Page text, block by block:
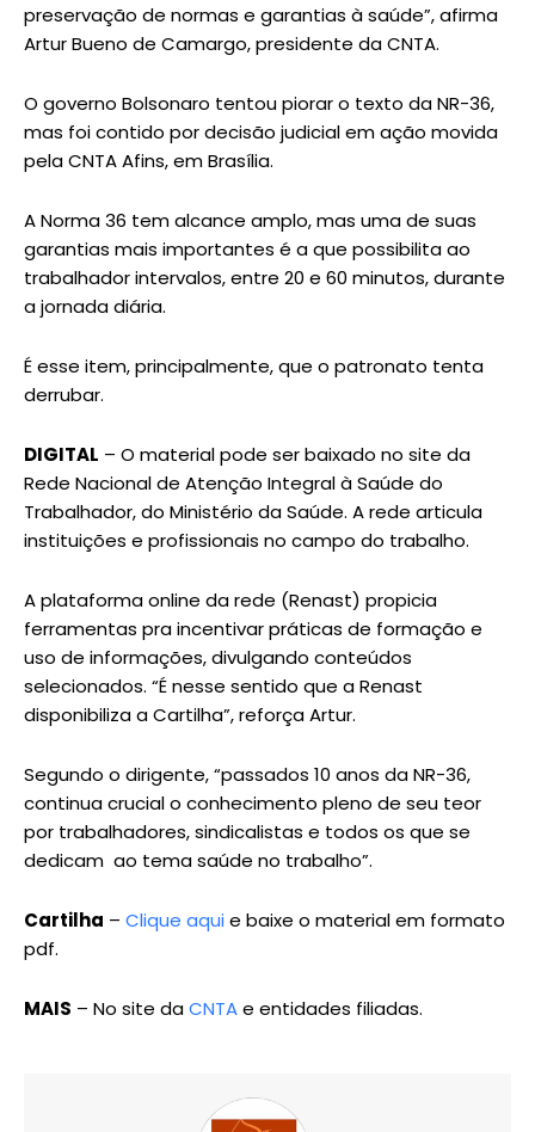
preservação de normas e garantias à saúde”, afirma
Artur Bueno de Camargo, presidente da CNTA.
O governo Bolsonaro tentou piorar o texto da NR-36,
mas foi contido por decisão judicial em ação movida
pela CNTA Afins, em Brasília.
A Norma 36 tem alcance amplo, mas uma de suas
garantias mais importantes é a que possibilita ao
trabalhador intervalos, entre 20 e 60 minutos, durante
a jornada diária.
É esse item, principalmente, que o patronato tenta
derrubar.
DIGITAL – O material pode ser baixado no site da
Rede Nacional de Atenção Integral à Saúde do
Trabalhador, do Ministério da Saúde. A rede articula
instituições e profissionais no campo do trabalho.
A plataforma online da rede (Renast) propicia
ferramentas pra incentivar práticas de formação e
uso de informações, divulgando conteúdos
selecionados. “É nesse sentido que a Renast
disponibiliza a Cartilha”, reforça Artur.
Segundo o dirigente, “passados 10 anos da NR-36,
continua crucial o conhecimento pleno de seu teor
por trabalhadores, sindicalistas e todos os que se
dedicam ao tema saúde no trabalho”.
Cartilha – Clique aquie baixe o material em formato
pdf.
MAIS – No site daCNTAe entidades filiadas.